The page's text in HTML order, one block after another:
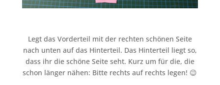
Legt das Vorderteil mit der rechten schönen Seite
nach unten auf das Hinterteil. Das Hinterteil liegt so,
dass ihr die schöne Seite seht. Kurz um für die, die
schon länger nähen: Bitte rechts auf rechts legen! 😉